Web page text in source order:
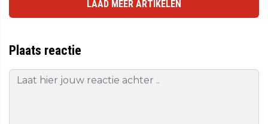
LAAD MEER ARTIKELEN
Plaats reactie